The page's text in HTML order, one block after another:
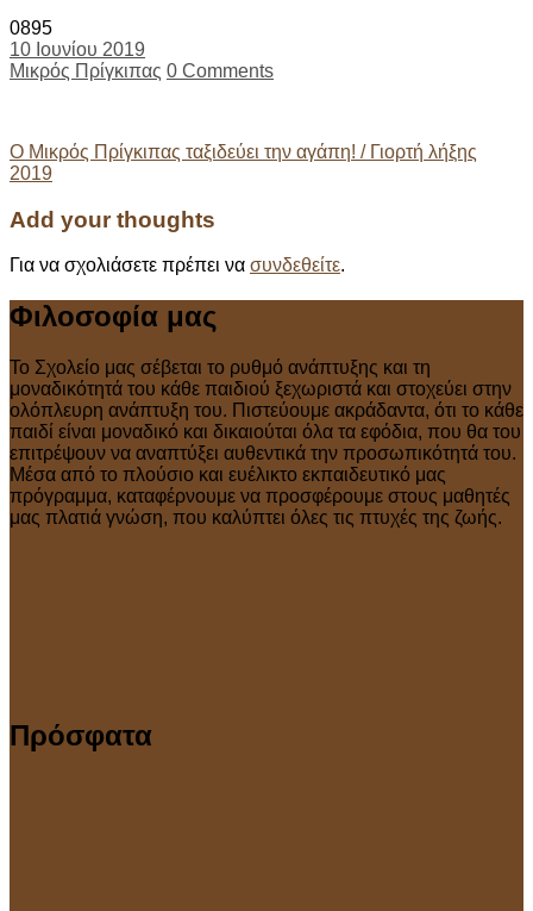
0895
10 Ιουνίου 2019
Μικρός Πρίγκιπας 0 Comments
Post
navigation
Ο Μικρός Πρίγκιπας ταξιδεύει την αγάπη! / Γιορτή λήξης
2019
Add your thoughts
Για να σχολιάσετε πρέπει να συνδεθείτε.
Φιλοσοφία μας
Το Σχολείο μας σέβεται το ρυθμό ανάπτυξης και τη
μοναδικότητά του κάθε παιδιού ξεχωριστά και στοχεύει στην
ολόπλευρη ανάπτυξη του. Πιστεύουμε ακράδαντα, ότι το κάθε
παιδί είναι μοναδικό και δικαιούται όλα τα εφόδια, που θα του
επιτρέψουν να αναπτύξει αυθεντικά την προσωπικότητά του.
Μέσα από το πλούσιο και ευέλικτο εκπαιδευτικό μας
πρόγραμμα, καταφέρνουμε να προσφέρουμε στους μαθητές
μας πλατιά γνώση, που καλύπτει όλες τις πτυχές της ζωής.
Πρόσφατα